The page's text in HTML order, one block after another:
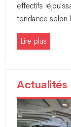
effectifs
tendance selon
Lire plus
Actualités